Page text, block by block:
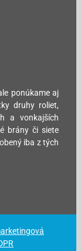
ponúkame aj
druhy roliet,
a vonkajších
brány či siete
iba z tých